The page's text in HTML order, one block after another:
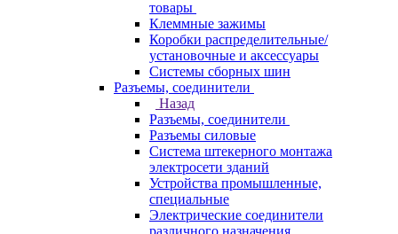
товары
Клеммные зажимы
Коробки распределительные/
установочные и аксессуары
Системы сборных шин
Разъемы, соединители
Назад
Разъемы, соединители
Разъемы силовые
Система штекерного монтажа
электросети зданий
Устройства промышленные,
специальные
Электрические соединители
различного назначения